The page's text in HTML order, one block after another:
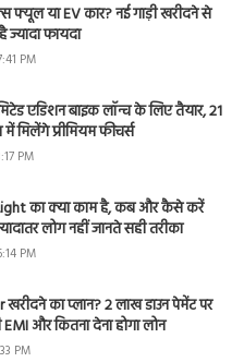
फ्यूल या EV कार? नई गाड़ी खरीदने से
फायदा
PM
एडिशन बाइक लॉन्च के लिए तैयार, 21
प्रीमियम फीचर्स
PM
का क्या काम है, कब और कैसे करें
लोग नहीं जानते सही तरीका
PM
का प्लान? 2 लाख डाउन पेमेंट पर
और कितना देना होगा लोन
PM